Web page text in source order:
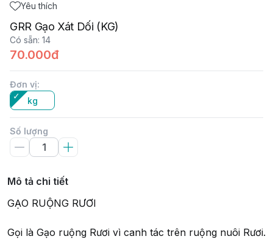
Yêu thích
GRR Gạo Xát Dối (KG)
Có sẵn: 14
70.000đ
Đơn vị:
kg
Số lượng
Mô tả chi tiết
GẠO RUỘNG RƯƠI
Gọi là Gạo ruộng Rươi vì canh tác trên ruộng nuôi Rươi.